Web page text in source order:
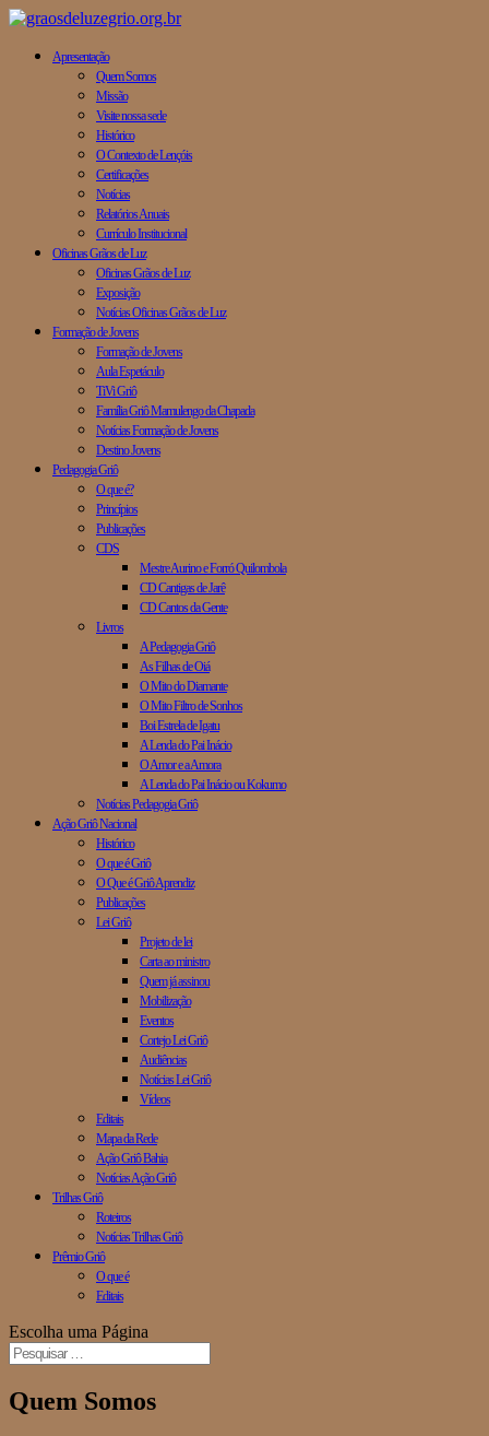
Apresentação
Quem Somos
Missão
Visite nossa sede
Histórico
O Contexto de Lençóis
Certificações
Notícias
Relatórios Anuais
Currículo Institucional
Oficinas Grãos de Luz
Oficinas Grãos de Luz
Exposição
Notícias Oficinas Grãos de Luz
Formação de Jovens
Formação de Jovens
Aula Espetáculo
TiVi Griô
Família Griô Mamulengo da Chapada
Notícias Formação de Jovens
Destino Jovens
Pedagogia Griô
O que é?
Princípios
Publicações
CDS
Mestre Aurino e Forró Quilombola
CD Cantigas de Jarê
CD Cantos da Gente
Livros
A Pedagogia Griô
As Filhas de Oiá
O Mito do Diamante
O Mito Filtro de Sonhos
Boi Estrela de Igatu
A Lenda do Pai Inácio
O Amor e a Amora
A Lenda do Pai Inácio ou Kokumo
Notícias Pedagogia Griô
Ação Griô Nacional
Histórico
O que é Griô
O Que é Griô Aprendiz
Publicações
Lei Griô
Projeto de lei
Carta ao ministro
Quem já assinou
Mobilização
Eventos
Cortejo Lei Griô
Audiências
Notícias Lei Griô
Vídeos
Editais
Mapa da Rede
Ação Griô Bahia
Notícias Ação Griô
Trilhas Griô
Roteiros
Notícias Trilhas Griô
Prêmio Griô
O que é
Editais
Escolha uma Página
Quem Somos